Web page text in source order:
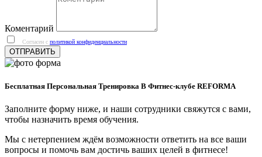
Коментарий
Согласен с политикой конфиденциальности
ОТПРАВИТЬ
Бесплатная Персональная Тренировка В Фитнес-клубе REFORMA
Заполните форму ниже, и наши сотрудники свяжутся с вами,
чтобы назначить время обучения.
Мы с нетерпением ждём возможности ответить на все ваши
вопросы и помочь вам достичь ваших целей в фитнесе!